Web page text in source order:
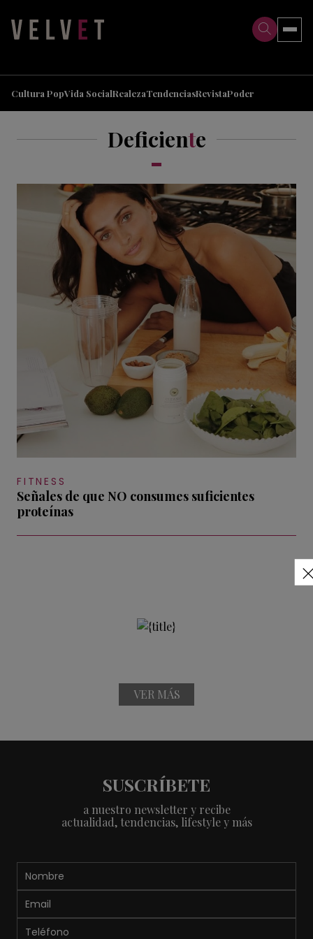
Cultura PopVida SocialRealezaTendenciasRevistaPoder
Deficiente
FITNESS
Señales de que NO consumes suficientes
proteínas
VER MÁS
SUSCRÍBETE
a nuestro newsletter y recibe
actualidad, tendencias, lifestyle y más